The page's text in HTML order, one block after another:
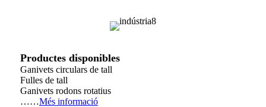
Productes disponibles
Ganivets circulars de tall
Fulles de tall
Ganivets rodons rotatius
……Més informació